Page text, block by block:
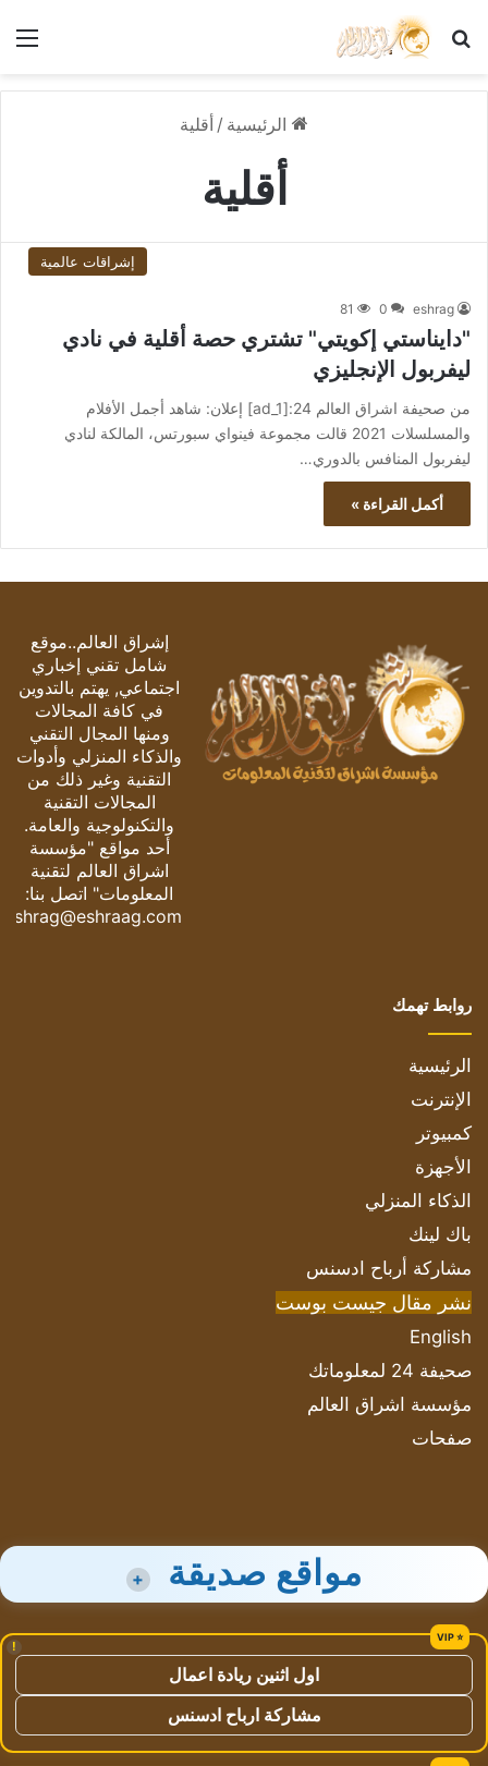
بحث عن
الرئيسية / أقلية
أقلية
إشراقات عالمية
eshrag
0
81
"دايناستي إكويتي" تشتري حصة أقلية في نادي
ليفربول الإنجليزي
من صحيفة اشراق العالم 24:[ad_1] إعلان: شاهد أجمل الأفلام
والمسلسلات 2021 قالت مجموعة فينواي سبورتس، المالكة لنادي
ليفربول المنافس بالدوري…
أكمل القراءة »
إشراق العالم..موقع
شامل تقني إخباري
اجتماعي, يهتم بالتدوين
في كافة المجالات
ومنها المجال التقني
والذكاء المنزلي وأدوات
التقنية وغير ذلك من
المجالات التقنية
والتكنولوجية والعامة.
أحد مواقع "مؤسسة
اشراق العالم لتقنية
المعلومات" اتصل بنا:
eshrag@eshraag.com
روابط تهمك
الرئيسية
الإنترنت
كمبيوتر
الأجهزة
الذكاء المنزلي
باك لينك
مشاركة أرباح ادسنس
نشر مقال جيست بوست
English
صحيفة 24 لمعلوماتك
مؤسسة اشراق العالم
صفحات
مواقع صديقة +
!
اول اثنين ريادة اعمال
مشاركة ارباح ادسنس